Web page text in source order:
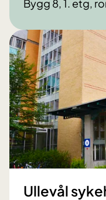
Bygg 8, 1. etg,
Ullevål